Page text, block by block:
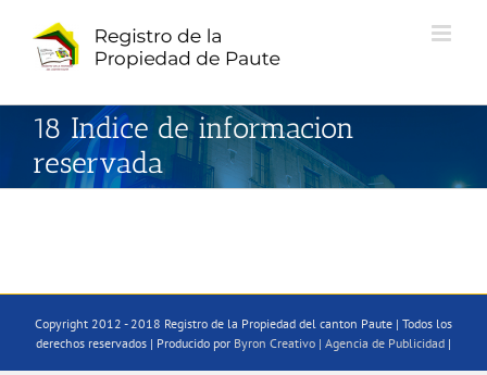
contenido
18 Indice de informacion
reservada
Copyright 2012 - 2018 Registro de la Propiedad del canton Paute | Todos los
derechos reservados | Producido por Byron Creativo | Agencia de Publicidad |